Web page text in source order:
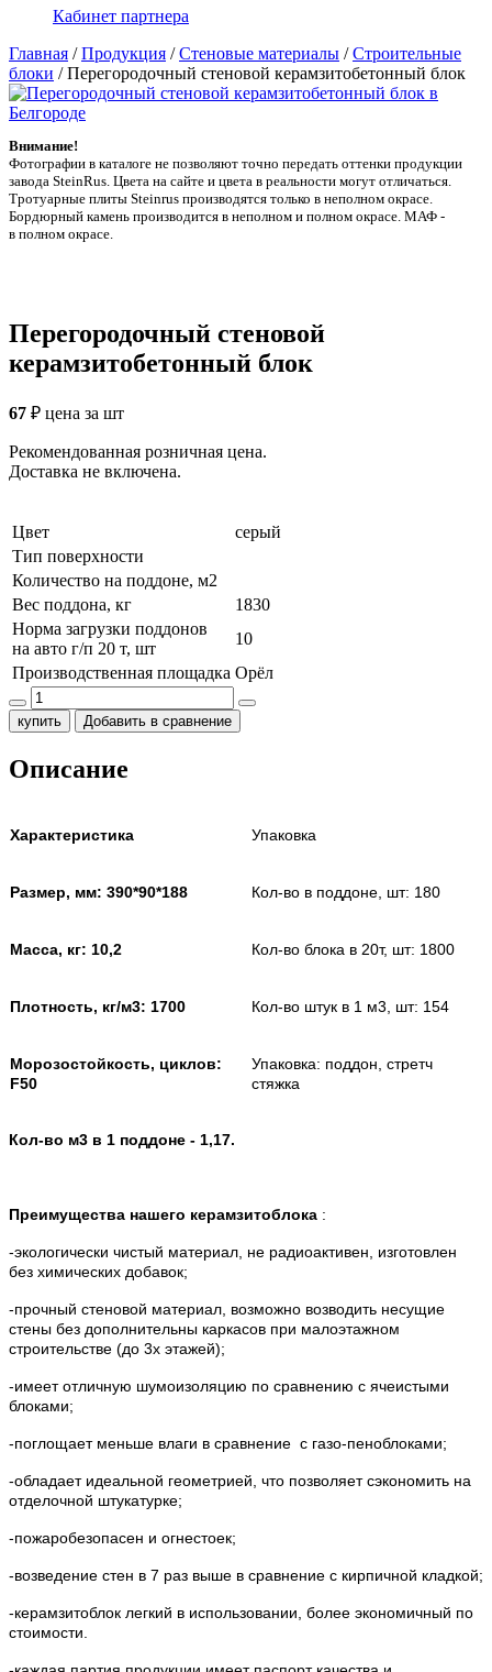
Кабинет партнера
Главная /Продукция /Стеновые материалы /Строительные
блоки /Перегородочный стеновой керамзитобетонный блок
Внимание!
Фотографии в каталоге не позволяют точно передать оттенки продукции
заводa SteinRus. Цвета на сайте и цвета в реальности могут отличаться.
Тротуарные плиты Steinrus производятся только в неполном окрасе.
Бордюрный камень производится в неполном и полном окрасе. МАФ -
в полном окрасе.
Перегородочный стеновой
керамзитобетонный блок
67 ₽ цена за шт
Рекомендованная розничная цена.
Доставка не включена.
Цвет
серый
Тип поверхности
Количество на поддоне, м2
Вес поддона, кг
1830
Норма загрузки поддонов
на авто г/п 20 т, шт
10
Производственная площадка Орёл
купить Добавить в сравнение
Описание
Характеристика Упаковка
Размер, мм: 390*90*188 Кол-во в поддоне, шт: 180
Масса, кг: 10,2 Кол-во блока в 20т, шт: 1800
Плотность, кг/м3: 1700 Кол-во штук в 1 м3, шт: 154
Морозостойкость, циклов:
F50
Упаковка: поддон, стретч
стяжка
Кол-во м3 в 1 поддоне - 1,17.
Преимущества нашего керамзитоблока :
-экологически чистый материал, не радиоактивен, изготовлен
без химических добавок;
-прочный стеновой материал, возможно возводить несущие
стены без дополнительны каркасов при малоэтажном
строительстве (до 3х этажей);
-имеет отличную шумоизоляцию по сравнению с ячеистыми
блоками;
-поглощает меньше влаги в сравнение с газо-пеноблоками;
-обладает идеальной геометрией, что позволяет сэкономить на
отделочной штукатурке;
-пожаробезопасен и огнестоек;
-возведение стен в 7 раз выше в сравнение с кирпичной кладкой;
-керамзитоблок легкий в использовании, более экономичный по
стоимости.